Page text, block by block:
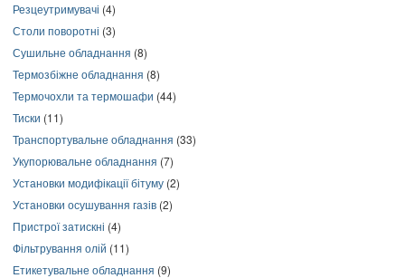
Резцеутримувачі (4)
Столи поворотні (3)
Сушильне обладнання (8)
Термозбіжне обладнання (8)
Термочохли та термошафи (44)
Тиски (11)
Транспортувальне обладнання (33)
Укупорювальне обладнання (7)
Установки модифікації бітуму (2)
Установки осушування газів (2)
Пристрої затискні (4)
Фільтрування олій (11)
Етикетувальне обладнання (9)